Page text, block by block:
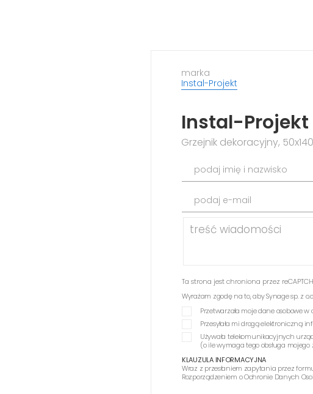
marka
Instal-Projekt
Instal-Projekt
Grzejnik dekoracyjny,
podaj imię i nazwisko
podaj e-mail
Ta strona jest chroniona przez
Wyrażam zgodę na to, aby Synage sp. z
Przetwarzała moje dane osobowe
Przesyłała mi drogą elektroniczną
Używała telekomunikacyjnych
(o ile wymaga tego obsługa
KLAUZULA INFORMACYJNA
Wraz z przesłaniem zapytania przez
Rozporządzeniem o Ochronie Danych